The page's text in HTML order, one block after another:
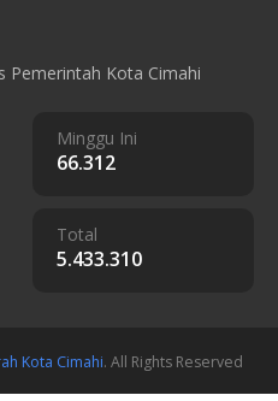
Pemerintah Kota Cimahi
Minggu Ini
66.312
Total
5.433.310
Kota Cimahi. All Rights Reserved